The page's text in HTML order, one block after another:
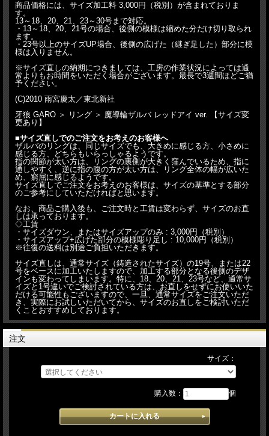
商品価格には、サイズ加工料 3,000円（税別）が含まれておりま
す。
13～18、20、21、23～30号まで対応。
・13～18、20、21号の場合、後側の模様は縮めた分だけ切り取られ
ます。
・23号以上のサイズUP場合、後側の広げた（継ぎ足した）部分に模
様は入りません。
※サイズ直しの納期につきましては、工房の作業状況によっては通
常よりもお時間をいただく場合がございます。最長で3週間ほどご猶
予ください。
(C)2010 雨宮慶太／東北新社
牙狼 GARO ＞ リング ＞ 魔導輪ザルバ レッドアイ ver. 【サイズ変
更あり】
■サイズ直しでのご注文をお考えのお客様へ
ザルバのリングは、同じサイズでも、大きめに感じる方、小さめに
感じる方、どちらもいらっしゃるようです。
指の関節が太い方は、リングの裏側が大きく窪んでいるため、指に
通しやすく、逆に指の腹の方が太い方は、リング全体の幅が広いた
め、窮屈に感じるようです。
サイズ直しでご注文をお考えのお客様は、サイズの基準とする部分
のご参考にしていただければと思います。
なお、商品ご購入後も、ご注文時と工賃は変わらず、サイズのお直
しは承っております。
◇工賃
・サイズダウン、またはサイズアップのみ : 3,000円（税別）
・サイズアップ+広げた部分の模様彫り足し : 10,000円（税別）
※往復の送料は別途ご負担いただきます。
サイズ直しは、通常サイズ（鋳造されたサイズ）の19号、または22
号をベースに加工いたしますので、加工する部分となる後側のデザ
インも変わってしまいます。特に、18、20、21、23号など、通常サ
イズと1号違いでご検討されている方は、お直しをせずにお使いいた
だける可能性もございますので、一旦、通常サイズをご注文いただ
き、実際にお試しいただいてから、サイズのお直しをご検討いただ
くことおすすめしております。
注文
サイズ：
購入数： 個